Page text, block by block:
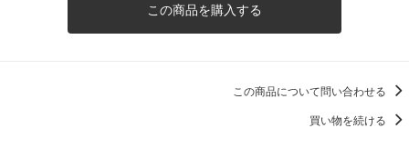
この商品を購入する
この商品について問い合わせる
買い物を続ける